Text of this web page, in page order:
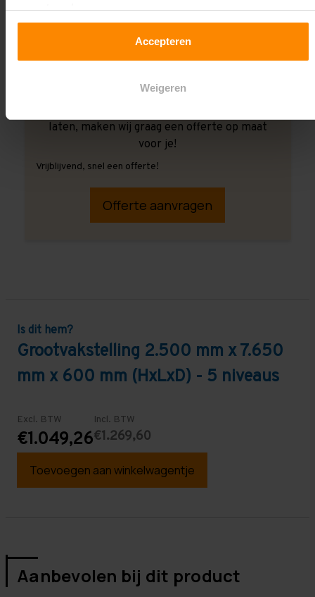
accepteren!
Accepteren
Weigeren
laten, maken wij graag een offerte op maat
voor je!
Vrijblijvend, snel een offerte!
Offerte aanvragen
Is dit hem?
Grootvakstelling 2.500 mm x 7.650
mm x 600 mm (HxLxD) - 5 niveaus
Excl. BTW
€1.049,26
Incl. BTW
€1.269,60
Toevoegen aan winkelwagentje
Aanbevolen bij dit product